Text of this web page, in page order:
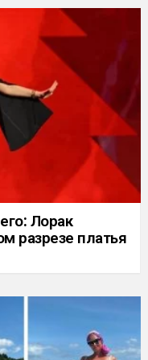
Лорак
разрезе платья